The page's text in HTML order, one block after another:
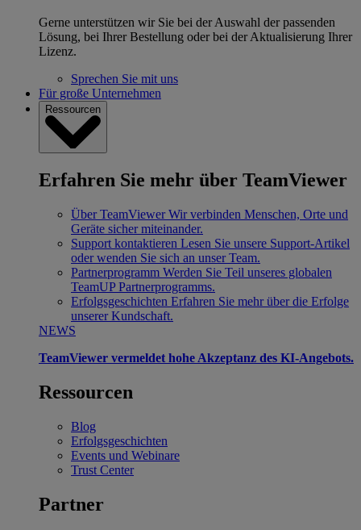
Gerne unterstützen wir Sie bei der Auswahl der passenden
Lösung, bei Ihrer Bestellung oder bei der Aktualisierung Ihrer
Lizenz.
Sprechen Sie mit uns
Für große Unternehmen
Ressourcen
Erfahren Sie mehr über TeamViewer
Über TeamViewer Wir verbinden Menschen, Orte und
Geräte sicher miteinander.
Support kontaktieren Lesen Sie unsere Support-Artikel
oder wenden Sie sich an unser Team.
Partnerprogramm Werden Sie Teil unseres globalen
TeamUP Partnerprogramms.
Erfolgsgeschichten Erfahren Sie mehr über die Erfolge
unserer Kundschaft.
NEWS
TeamViewer vermeldet hohe Akzeptanz des KI-Angebots.
Ressourcen
Blog
Erfolgsgeschichten
Events und Webinare
Trust Center
Partner